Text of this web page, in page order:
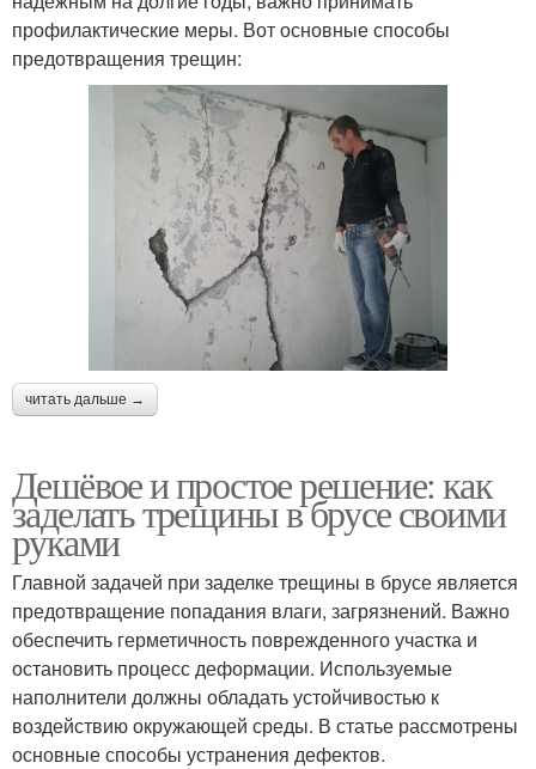
профилактические меры. Вот основные способы
предотвращения трещин:
читать дальше →
Дешёвое и простое решение: как
заделать трещины в брусе своими
руками
Главной задачей при заделке трещины в брусе является
предотвращение попадания влаги, загрязнений. Важно
обеспечить герметичность поврежденного участка и
остановить процесс деформации. Используемые
наполнители должны обладать устойчивостью к
воздействию окружающей среды. В статье рассмотрены
основные способы устранения дефектов.